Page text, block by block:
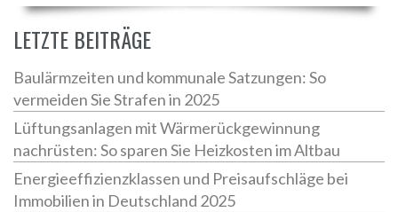
LETZTE BEITRÄGE
Baulärmzeiten und kommunale Satzungen: So
vermeiden Sie Strafen in 2025
Lüftungsanlagen mit Wärmerückgewinnung
nachrüsten: So sparen Sie Heizkosten im Altbau
Energieeffizienzklassen und Preisaufschläge bei
Immobilien in Deutschland 2025